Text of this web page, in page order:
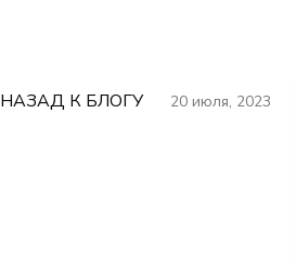
НАЗАД К БЛОГУ 20 июля, 2023